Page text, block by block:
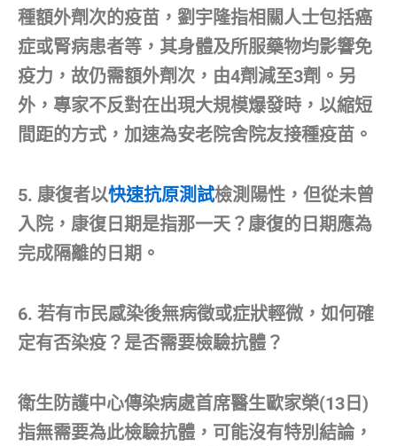
種額外劑次的疫苗，劉宇隆指相關人士包括癌
症或腎病患者等，其身體及所服藥物均影響免
疫力，故仍需額外劑次，由4劑減至3劑。另
外，專家不反對在出現大規模爆發時，以縮短
間距的方式，加速為安老院舍院友接種疫苗。
5. 康復者以快速抗原測試檢測陽性，但從未曾
入院，康復日期是指那一天？康復的日期應為
完成隔離的日期。
6. 若有市民感染後無病徵或症狀輕微，如何確
定有否染疫？是否需要檢驗抗體？
衛生防護中心傳染病處首席醫生歐家榮(13日)
指無需要為此檢驗抗體，可能沒有特別結論，